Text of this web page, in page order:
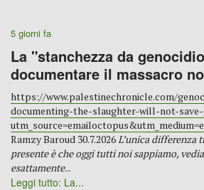
5 giorni fa
La "stanchezza da
documentare il massacro
https://www.palestinechronicle.com/
documenting-the-slaughter-will-not-save-
Ramzy Baroud 30.7.2026L’unica differenza
presente è che oggi tutti noi sappiamo,
esattamente...
Leggi tutto: La...